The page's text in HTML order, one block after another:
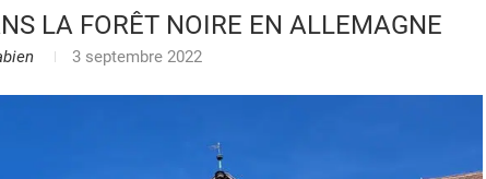
LA FORÊT NOIRE EN ALLEMAGNE
3 septembre 2022